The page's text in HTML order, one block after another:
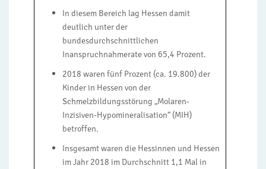
In diesem Bereich lag Hessen damit
deutlich unter der
bundesdurchschnittlichen
Inanspruchnahmerate von 65,4 Prozent.
2018 waren fünf Prozent (ca. 19.800) der
Kinder in Hessen von der
Schmelzbildungsstörung „Molaren-
Inzisiven-Hypomineralisation“ (MIH)
betroffen.
Insgesamt waren die Hessinnen und Hessen
im Jahr 2018 im Durchschnitt 1,1 Mal in